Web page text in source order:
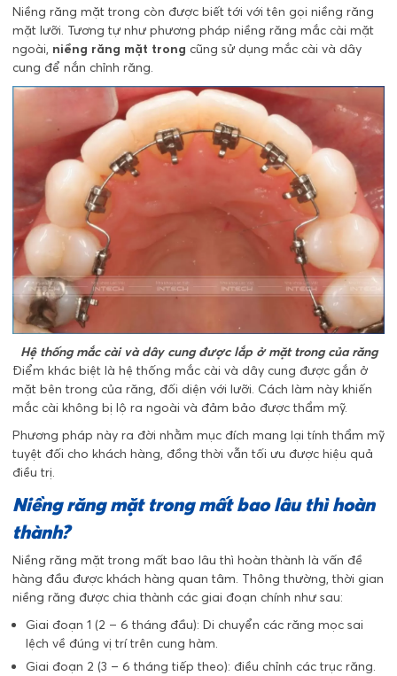
Niềng răng mặt trong còn được biết tới với tên gọi niềng răng
mặt lưỡi. Tương tự như phương pháp niềng răng mắc cài mặt
ngoài, niềng răng mặt trong cũng sử dụng mắc cài và dây
cung để nắn chỉnh răng.
Hệ thống mắc cài và dây cung được lắp ở mặt trong của răng
Điểm khác biệt là hệ thống mắc cài và dây cung được gắn ở
mặt bên trong của răng, đối diện với lưỡi. Cách làm này khiến
mắc cài không bị lộ ra ngoài và đảm bảo được thẩm mỹ.
Phương pháp này ra đời nhằm mục đích mang lại tính thẩm mỹ
tuyệt đối cho khách hàng, đồng thời vẫn tối ưu được hiệu quả
điều trị.
Niềng răng mặt trong mất bao lâu thì hoàn
thành?
Niềng răng mặt trong mất bao lâu thì hoàn thành là vấn đề
hàng đầu được khách hàng quan tâm. Thông thường, thời gian
niềng răng được chia thành các giai đoạn chính như sau:
Giai đoạn 1 (2 – 6 tháng đầu): Di chuyển các răng mọc sai
lệch về đúng vị trí trên cung hàm.
Giai đoạn 2 (3 – 6 tháng tiếp theo): điều chỉnh các trục răng.